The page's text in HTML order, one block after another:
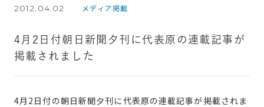
2012.04.02 メディア掲載
4月2日付朝日新聞夕刊に代表原の連載記事が
掲載されました
4月2日付の朝日新聞夕刊に代表原の連載記事が掲載されま